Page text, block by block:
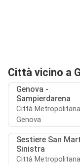
Città vicino a
Genova -
Sampierdarena
Città
Genova
Sestiere San
Sinistra
Città